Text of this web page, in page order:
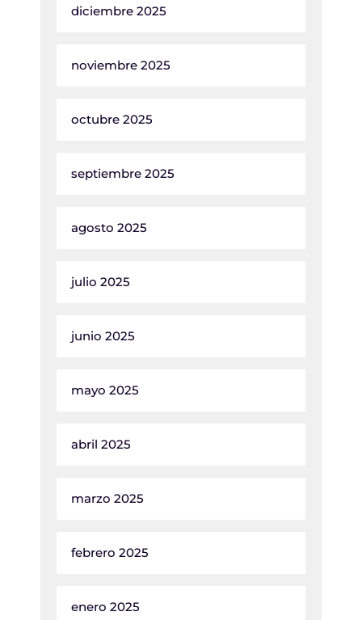
diciembre 2025
noviembre 2025
octubre 2025
septiembre 2025
agosto 2025
julio 2025
junio 2025
mayo 2025
abril 2025
marzo 2025
febrero 2025
enero 2025